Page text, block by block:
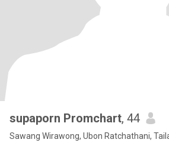
supaporn Promchart, 44
Sawang Wirawong, Ubon Ratchathani,